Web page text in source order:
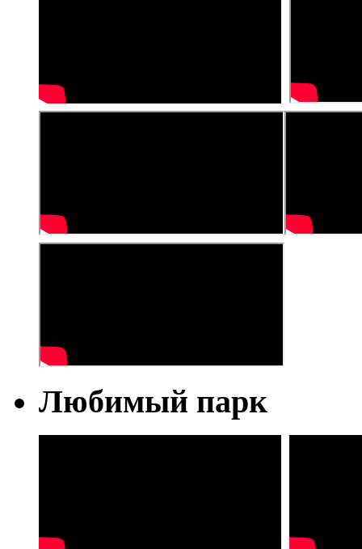
Любимый парк